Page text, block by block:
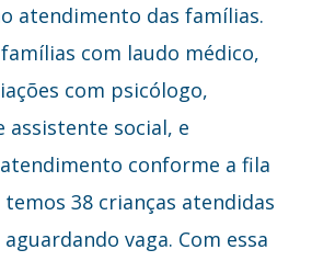
atendimento das famílias.
famílias com laudo médico,
com psicólogo,
social, e
conforme a fila
temos 38 crianças atendidas
vaga. Com essa